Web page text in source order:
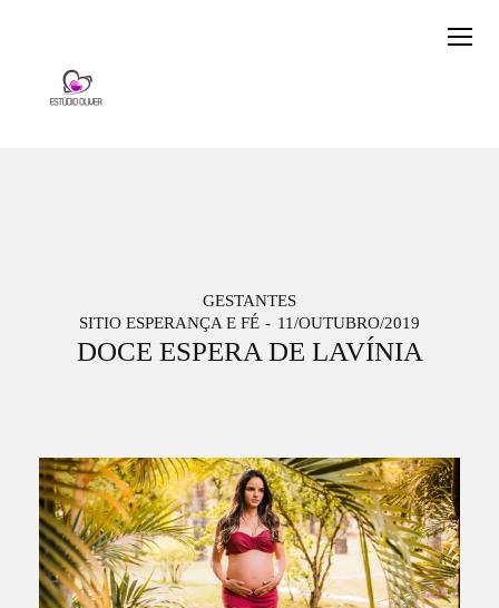
GESTANTES
SITIO ESPERANÇA E FÉ
11/OUTUBRO/2019
DOCE ESPERA DE LAVÍNIA